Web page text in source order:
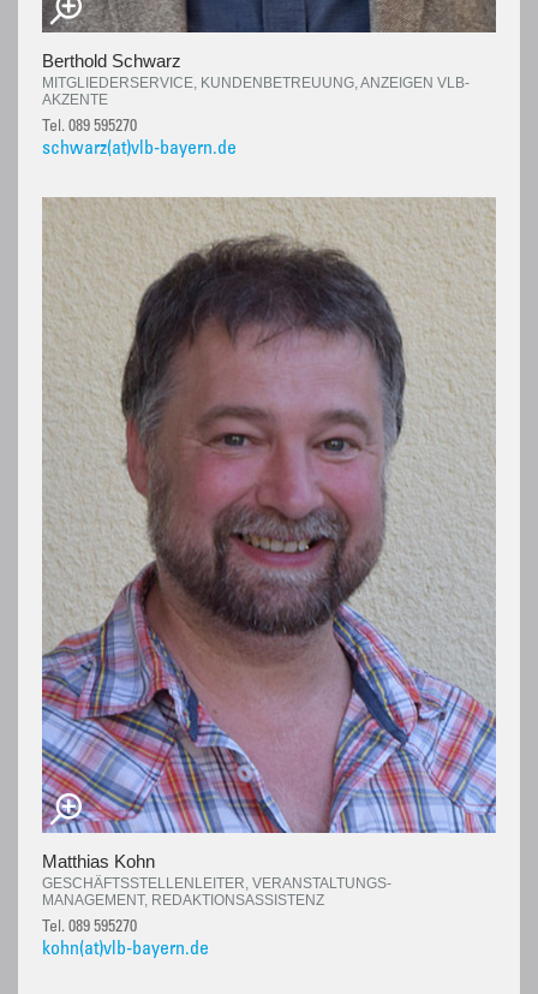
Berthold Schwarz
MITGLIEDERSERVICE, KUNDENBETREUUNG, ANZEIGEN VLB-
AKZENTE
Tel. 089 595270
schwarz(at)vlb-bayern.de
Matthias Kohn
GESCHÄFTSSTELLENLEITER, VERANSTALTUNGS-
MANAGEMENT, REDAKTIONSASSISTENZ
Tel. 089 595270
kohn(at)vlb-bayern.de